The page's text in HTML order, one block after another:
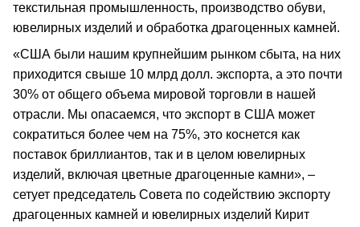
текстильная промышленность, производство обуви,
ювелирных изделий и обработка драгоценных камней.
«США были нашим крупнейшим рынком сбыта, на них
приходится свыше 10 млрд долл. экспорта, а это почти
30% от общего объема мировой торговли в нашей
отрасли. Мы опасаемся, что экспорт в США может
сократиться более чем на 75%, это коснется как
поставок бриллиантов, так и в целом ювелирных
изделий, включая цветные драгоценные камни», –
сетует председатель Совета по содействию экспорту
драгоценных камней и ювелирных изделий Кирит